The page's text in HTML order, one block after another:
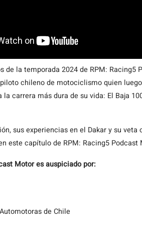
de la temporada 2024 de RPM:
chileno de motociclismo quien
la carrera más dura de su vida: El Baja
sus experiencias en el Dakar y su
este capítulo de RPM: Racing5 Podcast
Motor es auspiciado por:
de Chile